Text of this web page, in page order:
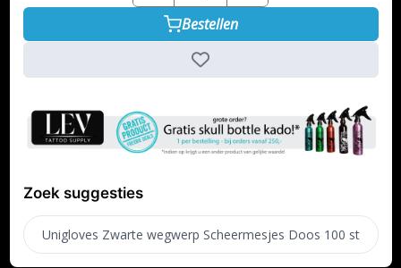
Bestellen
Zoek suggesties
Unigloves Zwarte wegwerp Scheermesjes Doos 100 st